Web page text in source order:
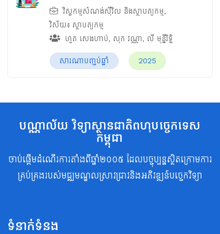
វិស្វកម្មសំណង់ស៊ីវិល និងស្ថាបត្យកម្ម,
វិស័យ៖ ស្ថាបត្យកម្ម
ហួត សេងហាប់, សុក វណ្ណា, លី មុន្នីរិទ្ធិ
សារណាបញ្ចប់ឆ្នាំ 2025
បណ្ណាល័យ វិទ្យាស្ថានជាតិពហុបច្ចេកទេស
កម្ពុជា
ចាប់ផ្តើមដំណើរការតាំងពីឆ្នាំ២០០៥ ដែលបច្ចុប្បន្នស្ថិតក្រោមការ
គ្រប់គ្រងរបស់មជ្ឈមណ្ឌលស្រាវជ្រាវនិងអភិវឌ្ឍន៍បច្ចេកវិទ្យា
ទំនាក់ទំនង